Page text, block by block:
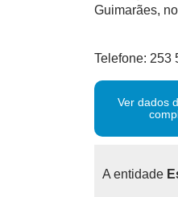
Guimarães,
Telefone: 253
Ver dados
A entidade